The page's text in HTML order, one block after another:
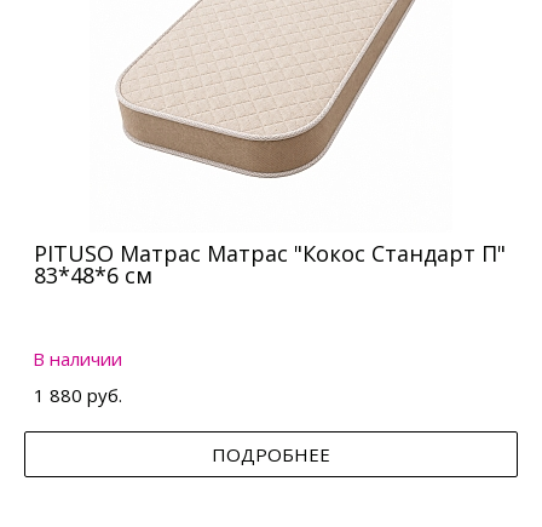
PITUSO Матрас Матрас "Кокос Стандарт П"
83*48*6 см
В наличии
1 880 руб.
ПОДРОБНЕЕ